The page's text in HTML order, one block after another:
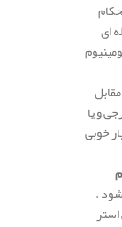
ای
و یا
خوبی
.